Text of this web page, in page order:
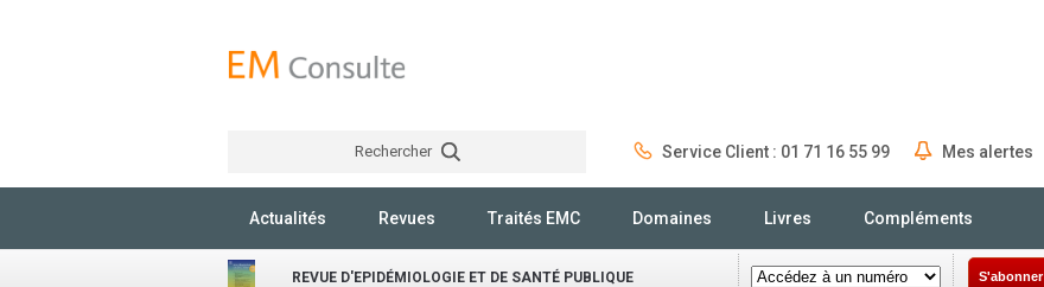
Rechercher Service Client : 01 71 16 55 99 Mes alertes
Actualités Revues Traités EMC Domaines Livres Compléments
REVUE D'EPIDÉMIOLOGIE ET DE SANTÉ PUBLIQUE S'abonner